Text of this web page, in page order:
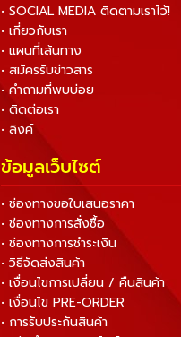
• SOCIAL MEDIA ติดตามเราไว้!
• เกี่ยวกับเรา
• แผนที่เส้นทาง
• สมัครรับข่าวสาร
• คำถามที่พบบ่อย
• ติดต่อเรา
• ลิงค์
ข้อมูลเว็บไซต์
• ช่องทางขอใบเสนอราคา
• ช่องทางการสั่งซื้อ
• ช่องทางการชำระเงิน
• วิธีจัดส่งสินค้า
• เงื่อนไขการเปลี่ยน / คืนสินค้า
• เงื่อนไข PRE-ORDER
• การรับประกันสินค้า